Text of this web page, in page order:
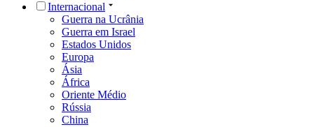
Internacional
Guerra na Ucrânia
Guerra em Israel
Estados Unidos
Europa
Ásia
África
Oriente Médio
Rússia
China